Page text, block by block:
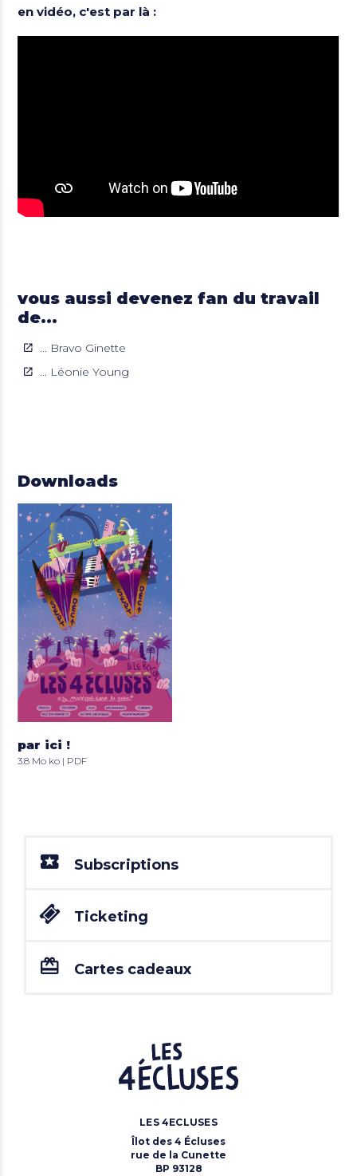
en vidéo, c'est par là :
vous aussi devenez fan du travail
de...
... Bravo Ginette
... Léonie Young
Downloads
par ici !
3.8 Mo ko | PDF
Subscriptions
Ticketing
Cartes cadeaux
LES 4ECLUSES
Îlot des 4 Écluses
rue de la Cunette
BP 93128